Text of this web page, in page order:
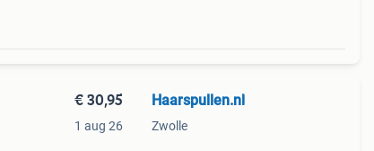
€ 30,95
1 aug 26
Haarspullen.nl
Zwolle